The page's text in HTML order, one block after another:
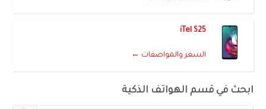
iTel S25
السعر والمواصفات ←
ابحث في قسم الهواتف الذكية